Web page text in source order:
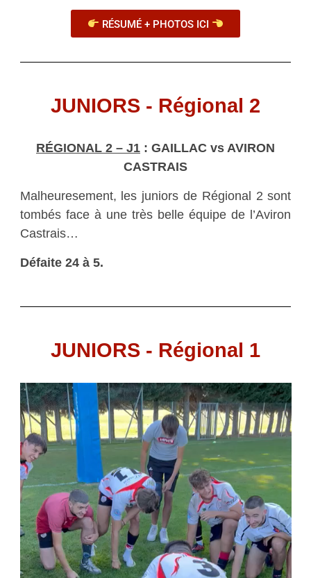
RÉSUMÉ + PHOTOS ICI
JUNIORS - Régional 2
RÉGIONAL 2 – J1: GAILLAC vs AVIRON
CASTRAIS
Malheuresement, les juniors de Régional 2 sont
tombés face à une très belle équipe de l’Aviron
Castrais…
Défaite 24 à 5.
JUNIORS - Régional 1